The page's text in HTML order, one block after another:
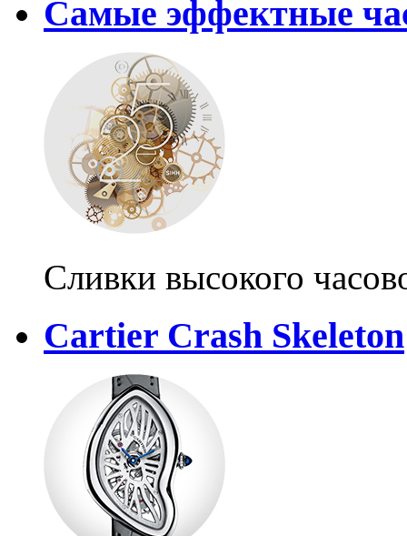
Самые эффектные
Сливки высокого
Cartier Crash Skeleton